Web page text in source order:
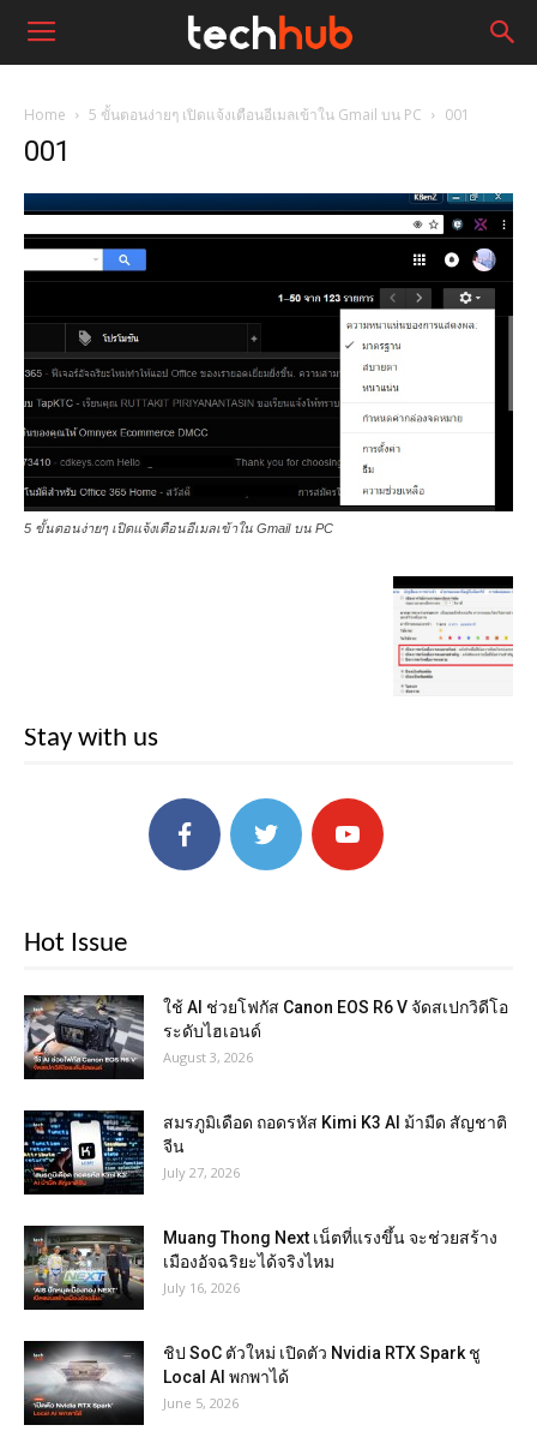
Home 5 ขั้นตอนง่ายๆ เปิดแจ้งเตือนอีเมลเข้าใน Gmail บน PC 001
001
5 ขั้นตอนง่ายๆ เปิดแจ้งเตือนอีเมลเข้าใน Gmail บน PC
Stay with us
Hot Issue
ใช้ AI ช่วยโฟกัส Canon EOS R6 V จัดสเปกวิดีโอ
ระดับไฮเอนด์
August 3, 2026
สมรภูมิเดือด ถอดรหัส Kimi K3 AI ม้ามืด สัญชาติ
จีน
July 27, 2026
Muang Thong Next เน็ตที่แรงขึ้น จะช่วยสร้าง
เมืองอัจฉริยะได้จริงไหม
July 16, 2026
ชิป SoC ตัวใหม่ เปิดตัว Nvidia RTX Spark ชู
Local AI พกพาได้
June 5, 2026